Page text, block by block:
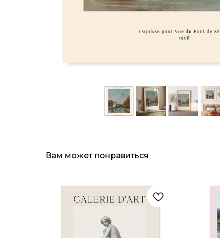
Вам может понравиться